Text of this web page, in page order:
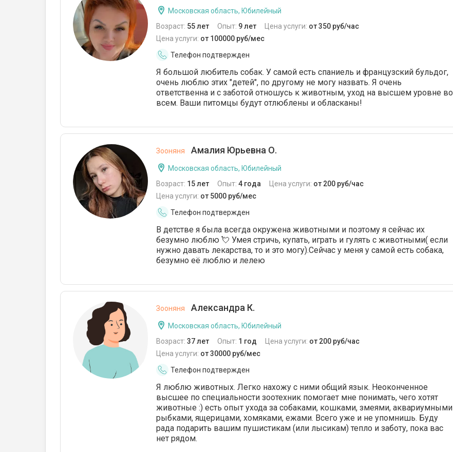
Московская область, Юбилейный
Возраст: 55 лет Опыт: 9 лет Цена услуги: от 350 руб/час
Цена услуги: от 100000 руб/мес
Телефон подтвержден
Я большой любитель собак. У самой есть спаниель и французский бульдог,
очень люблю этих "детей", по другому не могу назвать. Я очень
ответственна и с заботой отношусь к животным, уход на высшем уровне во
всем. Ваши питомцы будут отлюблены и обласканы!
Зооняня Амалия Юрьевна О.
Московская область, Юбилейный
Возраст: 15 лет Опыт: 4 года Цена услуги: от 200 руб/час
Цена услуги: от 5000 руб/мес
Телефон подтвержден
В детстве я была всегда окружена животными и поэтому я сейчас их
безумно люблю 💘 Умея стричь, купать, играть и гулять с животными( если
нужно давать лекарства, то и это могу).Сейчас у меня у самой есть собака,
безумно её люблю и лелею
Зооняня Александра К.
Московская область, Юбилейный
Возраст: 37 лет Опыт: 1 год Цена услуги: от 200 руб/час
Цена услуги: от 30000 руб/мес
Телефон подтвержден
Я люблю животных. Легко нахожу с ними общий язык. Неоконченное
высшее по специальности зоотехник помогает мне понимать, чего хотят
животные :) есть опыт ухода за собаками, кошками, змеями, аквариумными
рыбками, ящерицами, хомяками, ежами. Всего уже и не упомнишь. Буду
рада подарить вашим пушистикам (или лысикам) тепло и заботу, пока вас
нет рядом.